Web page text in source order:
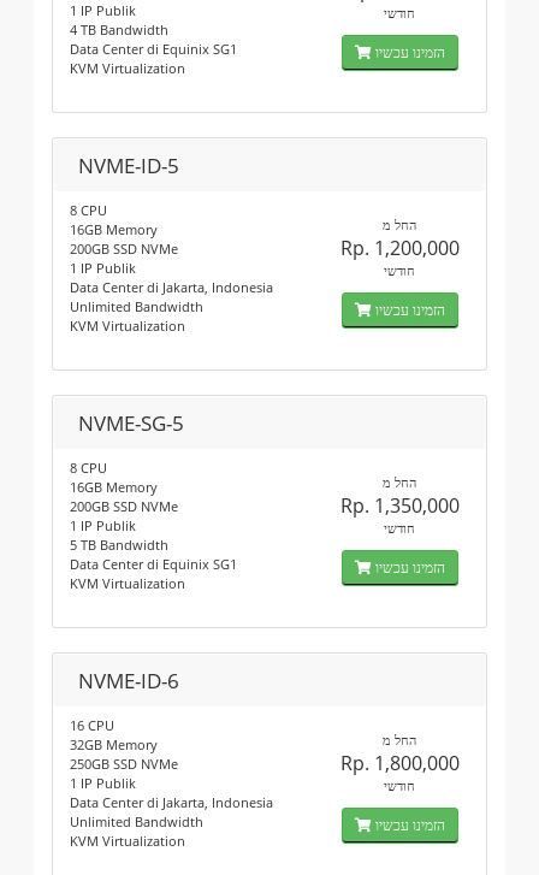
1 IP Publik
4 TB Bandwidth
Data Center di Equinix SG1
KVM Virtualization
חודשי
הזמינו עכשיו
NVME-ID-5
8 CPU
16GB Memory
200GB SSD NVMe
1 IP Publik
Data Center di Jakarta, Indonesia
Unlimited Bandwidth
KVM Virtualization
החל מ
Rp. 1,200,000
חודשי
הזמינו עכשיו
NVME-SG-5
8 CPU
16GB Memory
200GB SSD NVMe
1 IP Publik
5 TB Bandwidth
Data Center di Equinix SG1
KVM Virtualization
החל מ
Rp. 1,350,000
חודשי
הזמינו עכשיו
NVME-ID-6
16 CPU
32GB Memory
250GB SSD NVMe
1 IP Publik
Data Center di Jakarta, Indonesia
Unlimited Bandwidth
KVM Virtualization
החל מ
Rp. 1,800,000
חודשי
הזמינו עכשיו